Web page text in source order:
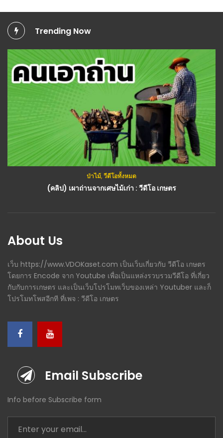
Trending Now
ป่าไม้,วีดีโอทั้งหมด
(คลิป) เผาถ่านจากเศษไม้เก่า : วีดีโอ เกษตร
About Us
เว็บ https://www.VDOKaset.com เป็นเว็บเกี่ยวกับ วีดีโอ เกษตร
โดยการ Encode จาก Youtube เพื่อเป็นแหล่งรวบรวมวีดีโอ ที่เกี่ยว
กับกับการเกษตร และเป็นเว็บโปรโมทเว็บของเหล่า Youtuber และก็
โปรโมทโพสอีกที ที่เพจ : วีดีโอ เกษตร
Email Subscribe
Info before Subscribe form